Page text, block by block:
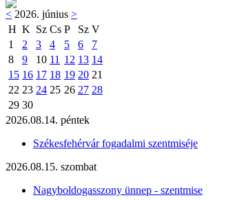
< 2026. június >
H K Sz Cs P Sz V
1
2 3 4 5 6
7
8
9 10 11 12 13 14
15 16 17 18 19 20 21
22 23 24 25 26 27 28
29 30
2026.08.14. péntek
Székesfehérvár fogadalmi szentmiséje
2026.08.15. szombat
Nagyboldogasszony ünnep - szentmise